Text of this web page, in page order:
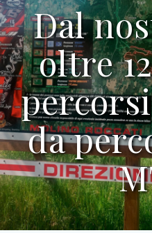
Dal
oltre
da